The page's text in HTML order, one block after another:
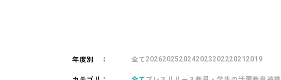
年度別 ： 全て202620252024202320222021 2019